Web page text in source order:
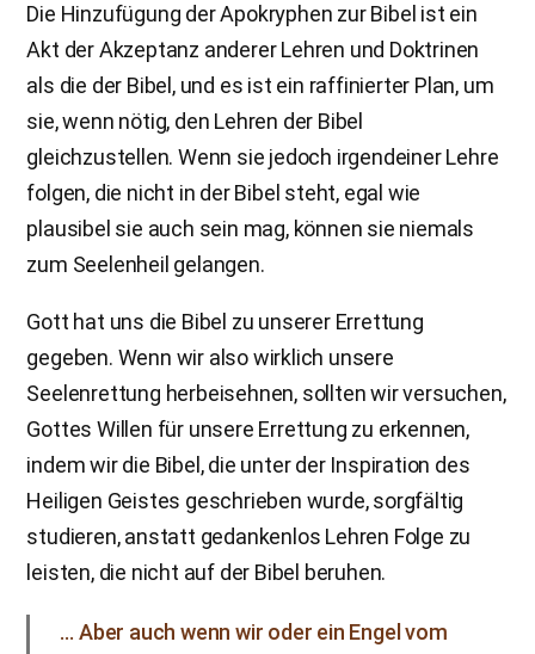
Die Hinzufügung der Apokryphen zur Bibel ist ein
Akt der Akzeptanz anderer Lehren und Doktrinen
als die der Bibel, und es ist ein raffinierter Plan, um
sie, wenn nötig, den Lehren der Bibel
gleichzustellen. Wenn sie jedoch irgendeiner Lehre
folgen, die nicht in der Bibel steht, egal wie
plausibel sie auch sein mag, können sie niemals
zum Seelenheil gelangen.
Gott hat uns die Bibel zu unserer Errettung
gegeben. Wenn wir also wirklich unsere
Seelenrettung herbeisehnen, sollten wir versuchen,
Gottes Willen für unsere Errettung zu erkennen,
indem wir die Bibel, die unter der Inspiration des
Heiligen Geistes geschrieben wurde, sorgfältig
studieren, anstatt gedankenlos Lehren Folge zu
leisten, die nicht auf der Bibel beruhen.
… Aber auch wenn wir oder ein Engel vom